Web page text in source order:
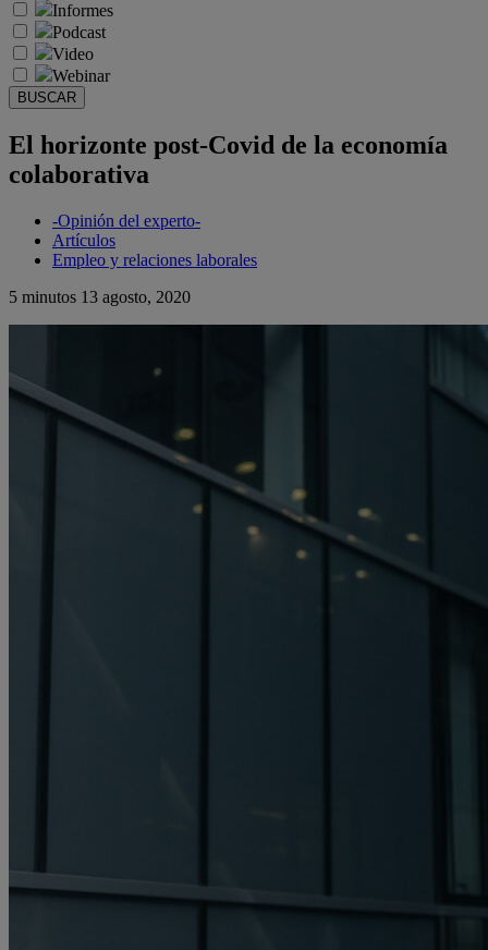
Informes
Podcast
Video
Webinar
BUSCAR
El horizonte post-Covid de la economía
colaborativa
-Opinión del experto-
Artículos
Empleo y relaciones laborales
5 minutos 13 agosto, 2020